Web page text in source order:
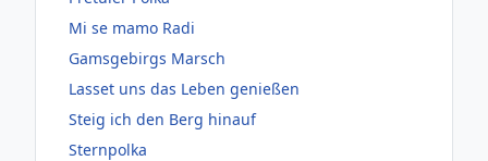
Mi se mamo Radi
Gamsgebirgs Marsch
Lasset uns das Leben genießen
Steig ich den Berg hinauf
Sternpolka